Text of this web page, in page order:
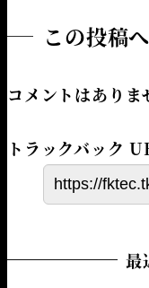
この投稿
コメントはありま
トラックバック
最